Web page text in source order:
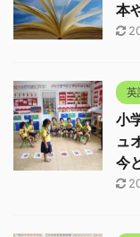
本
英
小
ュ
今